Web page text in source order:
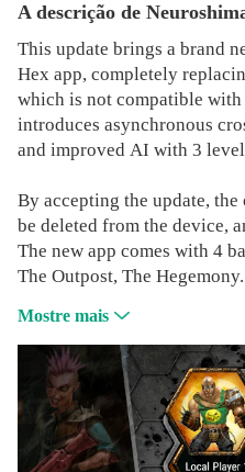
A descrição de
This update brings a brand
Hex app, completely
which is not compatible
introduces asynchronous
and improved AI with 3
By accepting the update,
be deleted from the device,
The new app comes with 4
The Outpost, The Hegemony.
Users who purchased other
app will temporarily lose
new app. Those armies will
updates. Users who already
previous app, will be able to
armies will be also
Mostre mais